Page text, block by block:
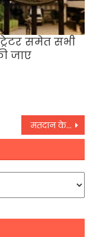
समेत सभी
जाए
मतदान के बीच नंदीग्राम में BJP कार्यकर्ता ने की आत्महत्या, BJP ने TMC पर लगाया आरोप